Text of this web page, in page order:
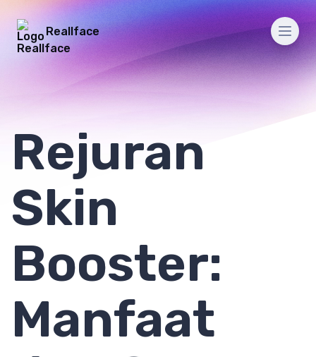
Reallface
Rejuran
Skin
Booster:
Manfaat